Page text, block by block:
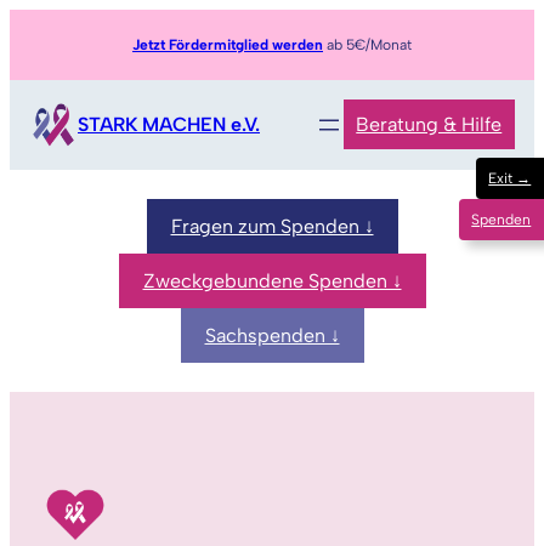
Jetzt Fördermitglied werden ab 5€/Monat
STARK MACHEN e.V. Beratung & Hilfe
Fragen zum Spenden ↓
Zweckgebundene Spenden ↓
Sachspenden ↓
Exit →
Spenden